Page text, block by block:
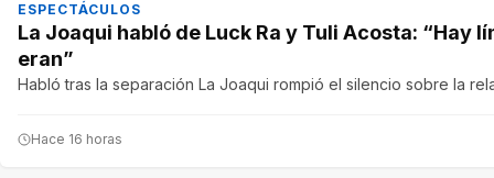
ESPECTÁCULOS
La Joaqui habló de Luck Ra y Tuli Acosta: “Hay
eran”
Habló tras la separación La Joaqui rompió el silencio sobre la
Hace 16 horas